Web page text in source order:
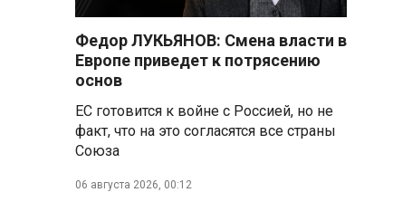
Федор ЛУКЬЯНОВ: Смена власти в
Европе приведет к потрясению
основ
ЕС готовится к войне с Россией, но не
факт, что на это согласятся все страны
Союза
06 августа 2026, 00:12